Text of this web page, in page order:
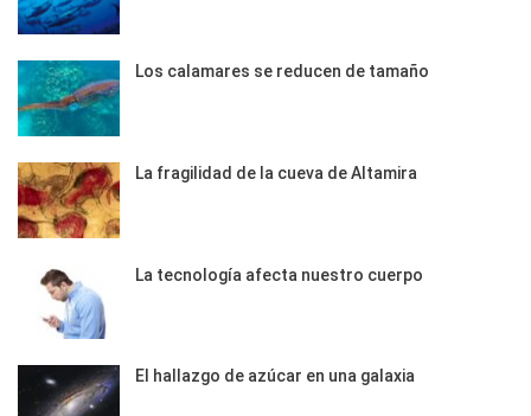
Los calamares se reducen de tamaño
La fragilidad de la cueva de Altamira
La tecnología afecta nuestro cuerpo
El hallazgo de azúcar en una galaxia